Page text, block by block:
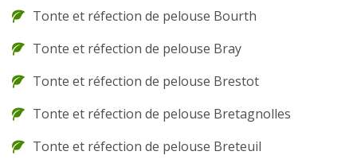
Tonte et réfection de pelouse Bourth
Tonte et réfection de pelouse Bray
Tonte et réfection de pelouse Brestot
Tonte et réfection de pelouse Bretagnolles
Tonte et réfection de pelouse Breteuil